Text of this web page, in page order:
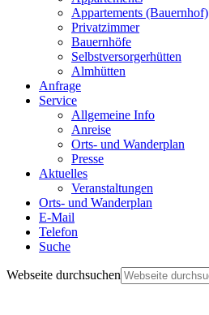
Appartements (Bauernhof)
Privatzimmer
Bauernhöfe
Selbstversorgerhütten
Almhütten
Anfrage
Service
Allgemeine Info
Anreise
Orts- und Wanderplan
Presse
Aktuelles
Veranstaltungen
Orts- und Wanderplan
E-Mail
Telefon
Suche
Webseite durchsuchen